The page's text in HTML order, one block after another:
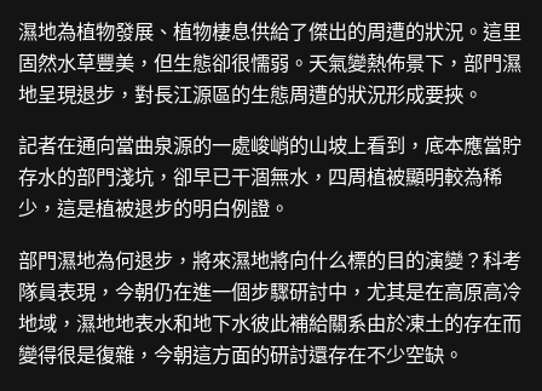
濕地為植物發展、植物棲息供給了傑出的周遭的狀況。這里
固然水草豐美，但生態卻很懦弱。天氣變熱佈景下，部門濕
地呈現退步，對長江源區的生態周遭的狀況形成要挾。
記者在通向當曲泉源的一處峻峭的山坡上看到，底本應當貯
存水的部門淺坑，卻早已干涸無水，四周植被顯明較為稀
少，這是植被退步的明白例證。
部門濕地為何退步，將來濕地將向什么標的目的演變？科考
隊員表現，今朝仍在進一個步驟研討中，尤其是在高原高冷
地域，濕地地表水和地下水彼此補給關系由於凍土的存在而
變得很是復雜，今朝這方面的研討還存在不少空缺。